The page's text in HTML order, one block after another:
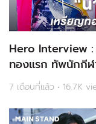
Hero Interview :
ทองแรก ทัพนักกีฬ
7 เดือนที่แล้ว • 16.7K